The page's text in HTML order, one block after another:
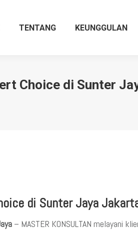
TENTANG KEUNGGULAN
Choice di Sunter
di Sunter Jaya
– MASTER KONSULTAN melayani